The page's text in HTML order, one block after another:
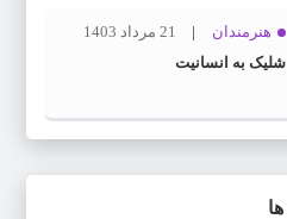
هنرمندان
21 مرداد 1403
شلیک به انسانیت